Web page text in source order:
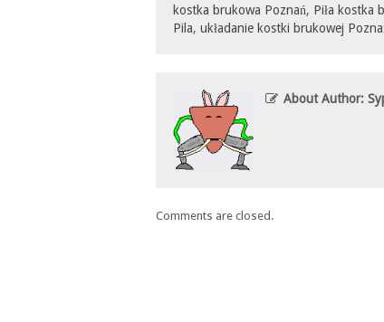
kostka brukowa Poznań, Piła kostka
Pila, układanie kostki brukowej
About Author:
Comments are closed.